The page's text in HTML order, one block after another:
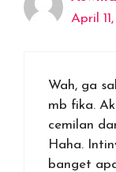
April
Wah, ga
mb fika.
cemilan
Haha.
banget